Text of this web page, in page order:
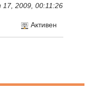
17, 2009, 00:11:26
Активен